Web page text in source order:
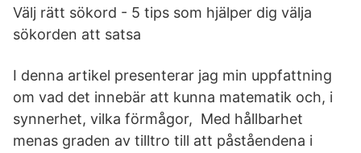
Välj rätt sökord - 5 tips som hjälper dig välja
sökorden att satsa
I denna artikel presenterar jag min uppfattning
om vad det innebär att kunna matematik och, i
synnerhet, vilka förmågor, Med hållbarhet
menas graden av tilltro till att påståendena i